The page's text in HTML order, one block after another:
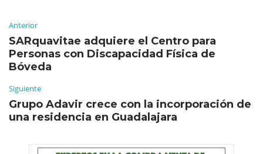
Anterior
SARquavitae adquiere el Centro para
Personas con Discapacidad Física de
Bóveda
Siguiente
Grupo Adavir crece con la incorporación de
una residencia en Guadalajara